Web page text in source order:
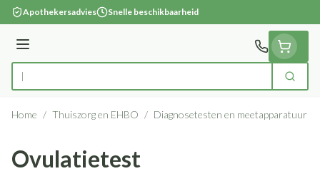
Ga naar de inhoud
Apothekersadvies Snelle beschikbaarheid
Menu
Product, merk, categorie... Zoek
Home / Thuiszorg en EHBO / Diagnosetesten en meetapparatuur
Ovulatietest